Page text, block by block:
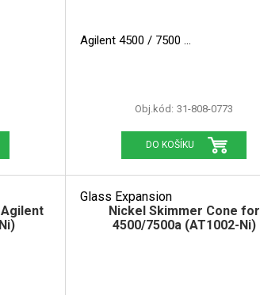
Agilent 4500 / 7500
Obj.kód: 31-808-0773
DO KOŠÍKU
Glass Expansion
Nickel Skimmer Cone for
4500/7500a (AT1002-Ni)